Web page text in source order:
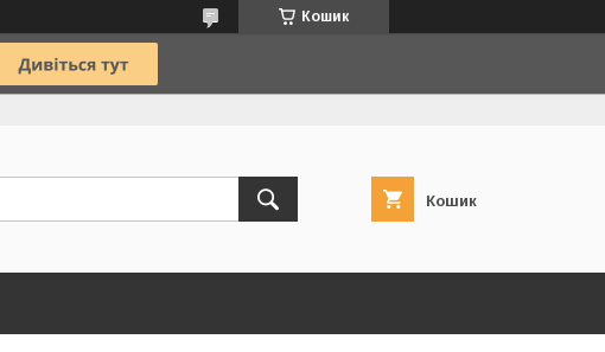
Кошик
Кошик